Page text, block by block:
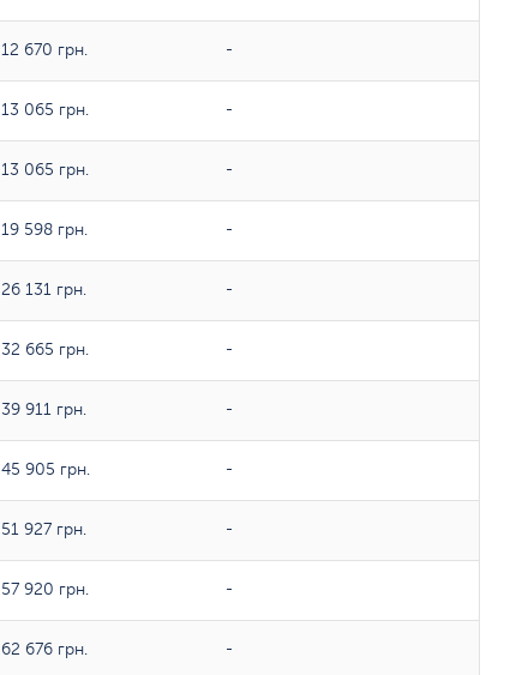
12 670 грн. -
13 065 грн. -
13 065 грн. -
19 598 грн. -
26 131 грн. -
32 665 грн. -
39 911 грн. -
45 905 грн. -
51 927 грн. -
57 920 грн. -
62 676 грн. -